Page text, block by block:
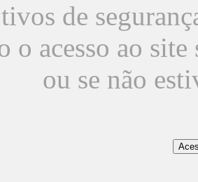
de
o acesso ao
ou se não